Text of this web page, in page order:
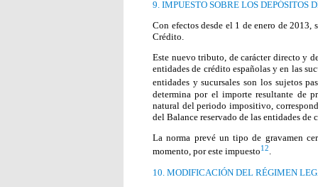
9. IMPUESTO SOBRE LOS DEPÓSITOS
Con efectos desde el 1 de enero de 2013,
Crédito.
Este nuevo tributo, de carácter directo y
entidades de crédito españolas y en las
entidades y sucursales son los sujetos
determina por el importe resultante de
natural del periodo impositivo,
del Balance reservado de las entidades
La norma prevé un tipo de gravamen
momento, por este impuesto12.
10. MODIFICACIÓN DEL RÉGIMEN